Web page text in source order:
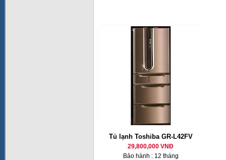
Tủ lạnh Toshiba GR-L42FV
29,800,000 VNĐ
Bảo hành : 12 tháng